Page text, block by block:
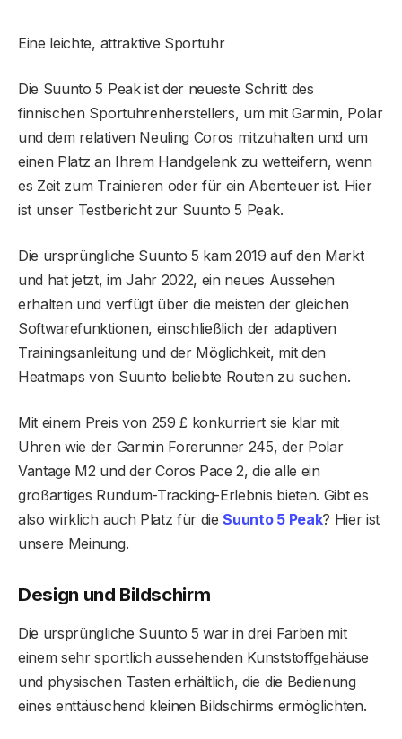
Eine leichte, attraktive Sportuhr
Die Suunto 5 Peak ist der neueste Schritt des
finnischen Sportuhrenherstellers, um mit Garmin, Polar
und dem relativen Neuling Coros mitzuhalten und um
einen Platz an Ihrem Handgelenk zu wetteifern, wenn
es Zeit zum Trainieren oder für ein Abenteuer ist. Hier
ist unser Testbericht zur Suunto 5 Peak.
Die ursprüngliche Suunto 5 kam 2019 auf den Markt
und hat jetzt, im Jahr 2022, ein neues Aussehen
erhalten und verfügt über die meisten der gleichen
Softwarefunktionen, einschließlich der adaptiven
Trainingsanleitung und der Möglichkeit, mit den
Heatmaps von Suunto beliebte Routen zu suchen.
Mit einem Preis von 259 £ konkurriert sie klar mit
Uhren wie der Garmin Forerunner 245, der Polar
Vantage M2 und der Coros Pace 2, die alle ein
großartiges Rundum-Tracking-Erlebnis bieten. Gibt es
also wirklich auch Platz für dieSuunto 5 Peak? Hier ist
unsere Meinung.
Design und Bildschirm
Die ursprüngliche Suunto 5 war in drei Farben mit
einem sehr sportlich aussehenden Kunststoffgehäuse
und physischen Tasten erhältlich, die die Bedienung
eines enttäuschend kleinen Bildschirms ermöglichten.